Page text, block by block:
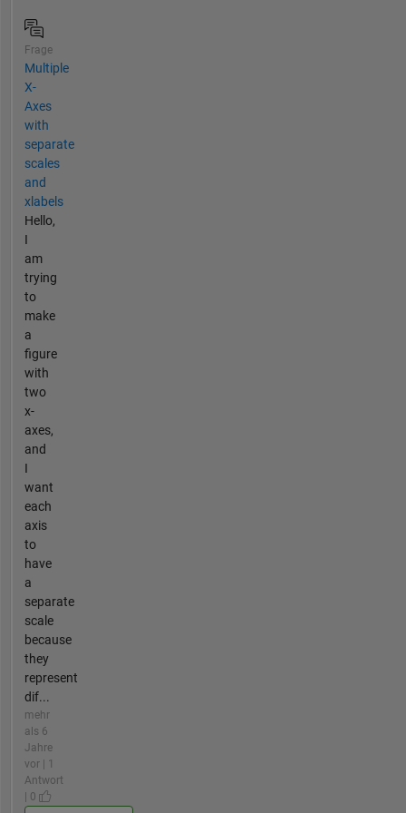
Frage
Multiple
X-
Axes
with
separate
scales
and
xlabels
Hello,
I
am
trying
to
make
a
figure
with
two
x-
axes,
and
I
want
each
axis
to
have
a
separate
scale
because
they
represent
dif...
mehr
als 6
Jahre
vor | 1
Antwort
| 0